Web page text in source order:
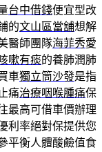
台中借錢便宜型改
的文山區當舖想解
醫師團隊海菲秀愛
嗽有痰的養肺潤肺
車獨立筒沙發是指
痛治療咽喉腫痛保
最高可借車價辦理
利率絕對保提供您
平衡人體酸鹼值食